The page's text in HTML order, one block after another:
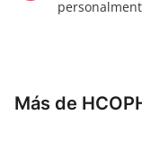
Más de